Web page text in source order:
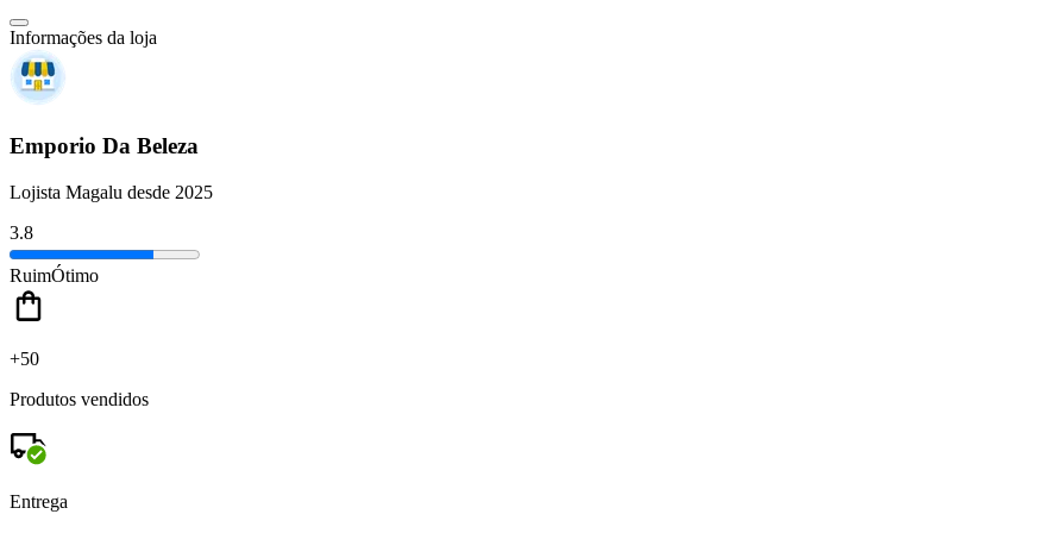
Informações da loja
Emporio Da Beleza
Lojista Magalu desde 2025
3.8
RuimÓtimo
+50
Produtos vendidos
Entrega